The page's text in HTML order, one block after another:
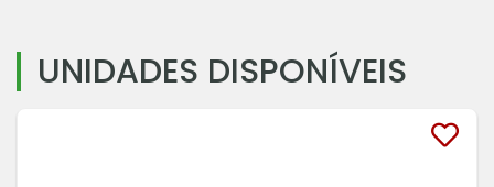
UNIDADES DISPONÍVEIS